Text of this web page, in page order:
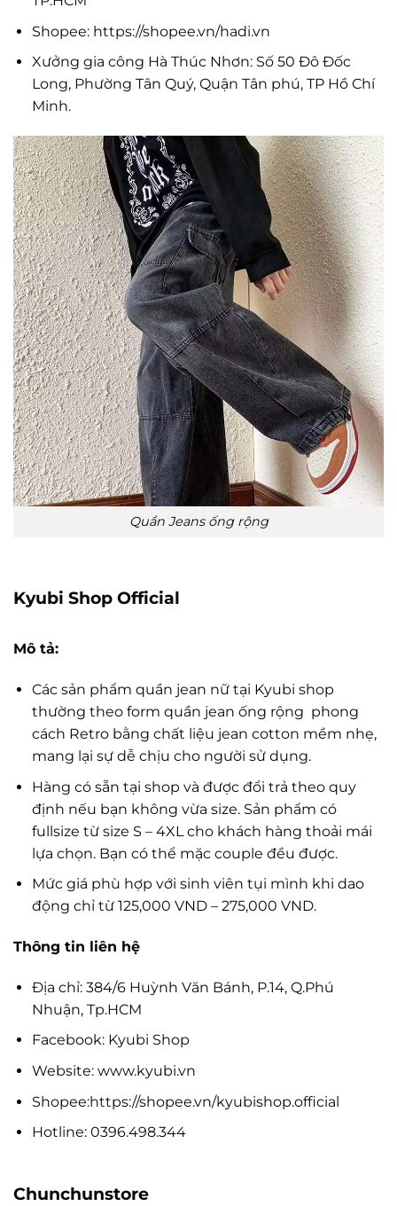
Shopee: https://shopee.vn/hadi.vn
Xưởng gia công Hà Thúc Nhơn: Số 50 Đô Đốc
Long, Phường Tân Quý, Quận Tân phú, TP Hồ Chí
Minh.
Quần Jeans ống rộng
Kyubi Shop Official
Mô tả:
Các sản phẩm quần jean nữ tại Kyubi shop
thường theo form quần jean ống rộng phong
cách Retro bằng chất liệu jean cotton mềm nhẹ,
mang lại sự dễ chịu cho người sử dụng.
Hàng có sẵn tại shop và được đổi trả theo quy
định nếu bạn không vừa size. Sản phẩm có
fullsize từ size S – 4XL cho khách hàng thoải mái
lựa chọn. Bạn có thể mặc couple đều được.
Mức giá phù hợp với sinh viên tụi mình khi dao
động chỉ từ 125,000 VND – 275,000 VND.
Thông tin liên hệ
Địa chỉ: 384/6 Huỳnh Văn Bánh, P.14, Q.Phú
Nhuận, Tp.HCM
Facebook: Kyubi Shop
Website: www.kyubi.vn
Shopee:https://shopee.vn/kyubishop.official
Hotline: 0396.498.344
Chunchunstore